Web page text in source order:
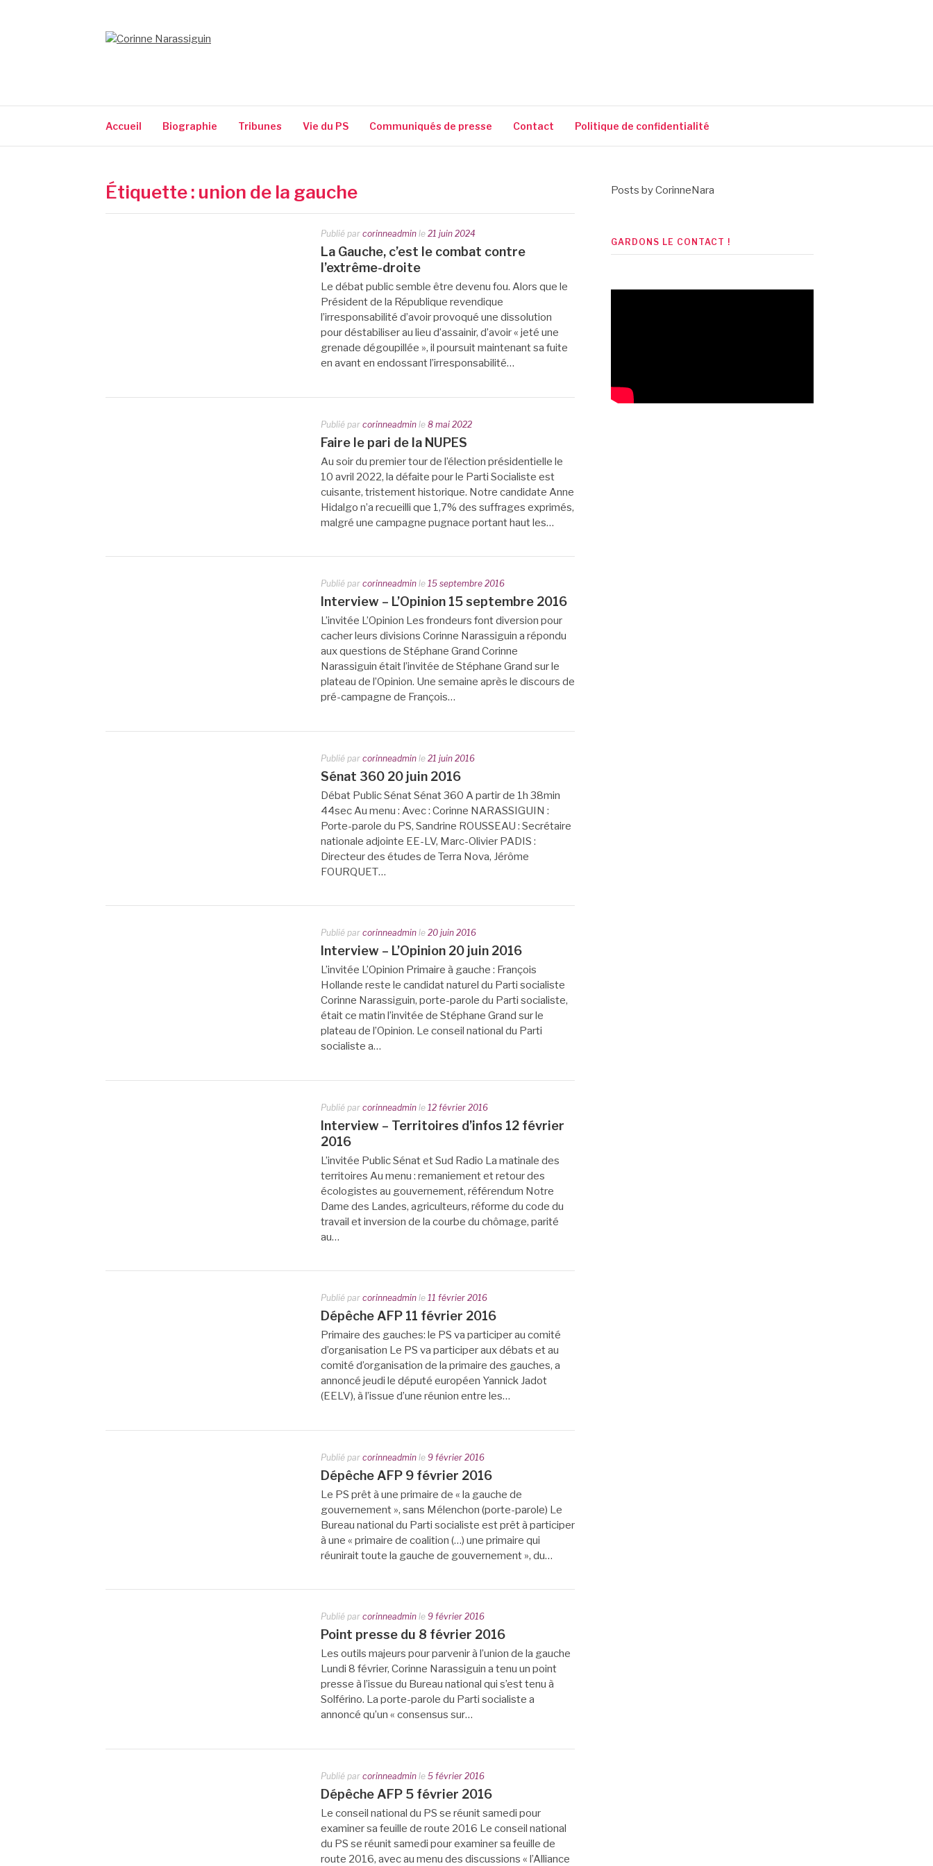
Accueil Biographie Tribunes Vie du PS Communiqués de presse Contact Politique de confidentialité
Étiquette : union de la gauche
Publié par corinneadmin le 21 juin 2024
La Gauche, c’est le combat contre
l’extrême-droite
Le débat public semble être devenu fou. Alors que le
Président de la République revendique
l’irresponsabilité d’avoir provoqué une dissolution
pour déstabiliser au lieu d’assainir, d’avoir « jeté une
grenade dégoupillée », il poursuit maintenant sa fuite
en avant en endossant l’irresponsabilité…
Publié par corinneadmin le 8 mai 2022
Faire le pari de la NUPES
Au soir du premier tour de l’élection présidentielle le
10 avril 2022, la défaite pour le Parti Socialiste est
cuisante, tristement historique. Notre candidate Anne
Hidalgo n’a recueilli que 1,7% des suffrages exprimés,
malgré une campagne pugnace portant haut les…
Publié par corinneadmin le 15 septembre 2016
Interview – L’Opinion 15 septembre 2016
L’invitée L’Opinion Les frondeurs font diversion pour
cacher leurs divisions Corinne Narassiguin a répondu
aux questions de Stéphane Grand Corinne
Narassiguin était l’invitée de Stéphane Grand sur le
plateau de l’Opinion. Une semaine après le discours de
pré-campagne de François…
Publié par corinneadmin le 21 juin 2016
Sénat 360 20 juin 2016
Débat Public Sénat Sénat 360 A partir de 1h 38min
44sec Au menu : Avec : Corinne NARASSIGUIN :
Porte-parole du PS, Sandrine ROUSSEAU : Secrétaire
nationale adjointe EE-LV, Marc-Olivier PADIS :
Directeur des études de Terra Nova, Jérôme
FOURQUET…
Publié par corinneadmin le 20 juin 2016
Interview – L’Opinion 20 juin 2016
L’invitée L’Opinion Primaire à gauche : François
Hollande reste le candidat naturel du Parti socialiste
Corinne Narassiguin, porte-parole du Parti socialiste,
était ce matin l’invitée de Stéphane Grand sur le
plateau de l’Opinion. Le conseil national du Parti
socialiste a…
Publié par corinneadmin le 12 février 2016
Interview – Territoires d’infos 12 février
2016
L’invitée Public Sénat et Sud Radio La matinale des
territoires Au menu : remaniement et retour des
écologistes au gouvernement, référendum Notre
Dame des Landes, agriculteurs, réforme du code du
travail et inversion de la courbe du chômage, parité
au…
Publié par corinneadmin le 11 février 2016
Dépêche AFP 11 février 2016
Primaire des gauches: le PS va participer au comité
d’organisation Le PS va participer aux débats et au
comité d’organisation de la primaire des gauches, a
annoncé jeudi le député européen Yannick Jadot
(EELV), à l’issue d’une réunion entre les…
Publié par corinneadmin le 9 février 2016
Dépêche AFP 9 février 2016
Le PS prêt à une primaire de « la gauche de
gouvernement », sans Mélenchon (porte-parole) Le
Bureau national du Parti socialiste est prêt à participer
à une « primaire de coalition (…) une primaire qui
réunirait toute la gauche de gouvernement », du…
Publié par corinneadmin le 9 février 2016
Point presse du 8 février 2016
Les outils majeurs pour parvenir à l’union de la gauche
Lundi 8 février, Corinne Narassiguin a tenu un point
presse à l’issue du Bureau national qui s’est tenu à
Solférino. La porte-parole du Parti socialiste a
annoncé qu’un « consensus sur…
Publié par corinneadmin le 5 février 2016
Dépêche AFP 5 février 2016
Le conseil national du PS se réunit samedi pour
examiner sa feuille de route 2016 Le conseil national
du PS se réunit samedi pour examiner sa feuille de
route 2016, avec au menu des discussions « l’Alliance
Posts by CorinneNara
GARDONS LE CONTACT !